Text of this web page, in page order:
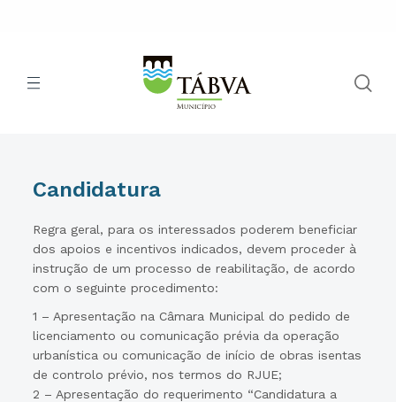
Candidatura
Regra geral, para os interessados poderem beneficiar
dos apoios e incentivos indicados, devem proceder à
instrução de um processo de reabilitação, de acordo
com o seguinte procedimento:
1 – Apresentação na Câmara Municipal do pedido de
licenciamento ou comunicação prévia da operação
urbanística ou comunicação de início de obras isentas
de controlo prévio, nos termos do RJUE;
2 – Apresentação do requerimento “Candidatura a